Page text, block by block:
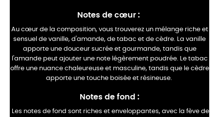
Notes de cœur :
Au cœur de la composition, vous trouverez un mélange riche et
sensuel de vanille, d'amande, de tabac et de cèdre. La vanille
apporte une douceur sucrée et gourmande, tandis que
l'amande peut ajouter une note légèrement poudrée. Le tabac
offre une nuance chaleureuse et masculine, tandis que le cèdre
apporte une touche boisée et résineuse.
Notes de fond :
Les notes de fond sont riches et enveloppantes, avec la fève de